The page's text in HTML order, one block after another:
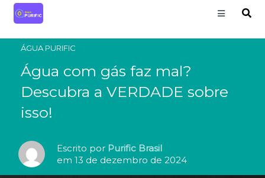
ÁGUA PURIFIC
Água com gás faz mal?
Descubra a VERDADE sobre
isso!
Escrito por Purific Brasil
em 13 de dezembro de 2024